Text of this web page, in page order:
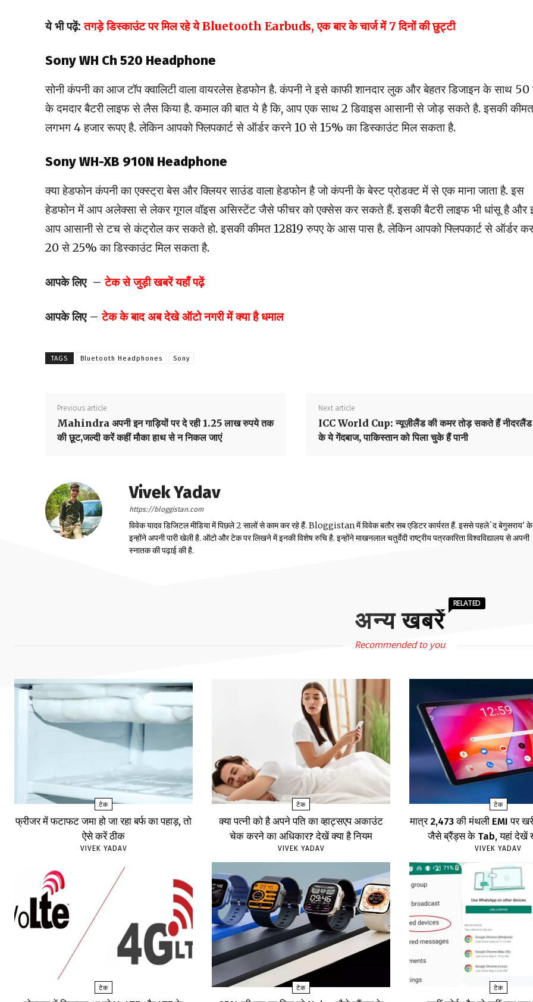
ये भी पढ़ें:तगड़े डिस्काउंट पर मिल रहे ये Bluetooth Earbuds, एक बार के चार्ज में 7 दिनों की छुट्टी
Sony WH Ch 520 Headphone
सोनी कंपनी का आज टॉप क्वालिटी वाला वायरलेस हेडफोन है. कंपनी ने इसे काफी शानदार लुक और बेहतर डिजाइन के साथ
के दमदार बैटरी लाइफ से लैस किया है. कमाल की बात ये है कि, आप एक साथ 2 डिवाइस आसानी से जोड़ सकते है. इसकी कीमत
लगभग 4 हजार रूपए है. लेकिन आपको फ्लिपकार्ट से ऑर्डर करने 10 से 15% का डिस्काउंट मिल सकता है.
Sony WH-XB 910N Headphone
क्या हेडफोन कंपनी का एक्स्ट्रा बेस और क्लियर साउंड वाला हेडफोन है जो कंपनी के बेस्ट प्रोडक्ट में से एक माना जाता है. इस
हेडफोन में आप अलेक्सा से लेकर गूगल वॉइस असिस्टेंट जैसे फीचर को एक्सेस कर सकते हैं. इसकी बैटरी लाइफ भी धांसू है और
आप आसानी से टच से कंट्रोल कर सकते हो. इसकी कीमत 12819 रुपए के आस पास है. लेकिन आपको फ्लिपकार्ट से ऑर्डर
20 से 25% का डिस्काउंट मिल सकता है.
आपके लिए –टेक से जुड़ी खबरें यहाँ पढ़ें
आपके लिए – टेक के बाद अब देखे ऑटो नगरी में क्या है धमाल
TAGS Bluetooth Headphones Sony
Previous article
Mahindra अपनी इन गाड़ियों पर दे रही 1.25 लाख रुपये तक
की छूट,जल्दी करें कहीं मौका हाथ से न निकल जाएं
Next article
ICC World Cup: न्यूज़ीलैंड की कमर तोड़ सकते हैं नीदरलैंड
के ये गेंदबाज, पाकिस्तान को पिला चुके हैं पानी
Vivek Yadav
https://bloggistan.com
विवेक यादव डिजिटल मीडिया में पिछले 2 सालों से काम कर रहे हैं. Bloggistan में विवेक बतौर सब एडिटर कार्यरत हैं. इससे पहले`द बेगुसराय'
इन्होंने अपनी पारी खेली है. ऑटो और टेक पर लिखने में इनकी विशेष रुचि है. इन्होंने माखनलाल चतुर्वेदी राष्ट्रीय पत्रकारिता विश्वविद्यालय से अपनी
स्नातक की पढ़ाई की है.
अन्य खबरें
RELATED
Recommended to you
टेक
फ्रीजर में फटाफट जमा हो जा रहा बर्फ का पहाड़, तो
ऐसे करें ठीक
VIVEK YADAV
टेक
क्या पत्नी को है अपने पति का व्हाट्सएप अकाउंट
चेक करने का अधिकार? देखें क्या है नियम
VIVEK YADAV
टेक
मात्र ₹2,473 की मंथली EMI पर
जैसे ब्रैंड्स के Tab, यहां देखें
VIVEK YADAV
टेक टेक टेक